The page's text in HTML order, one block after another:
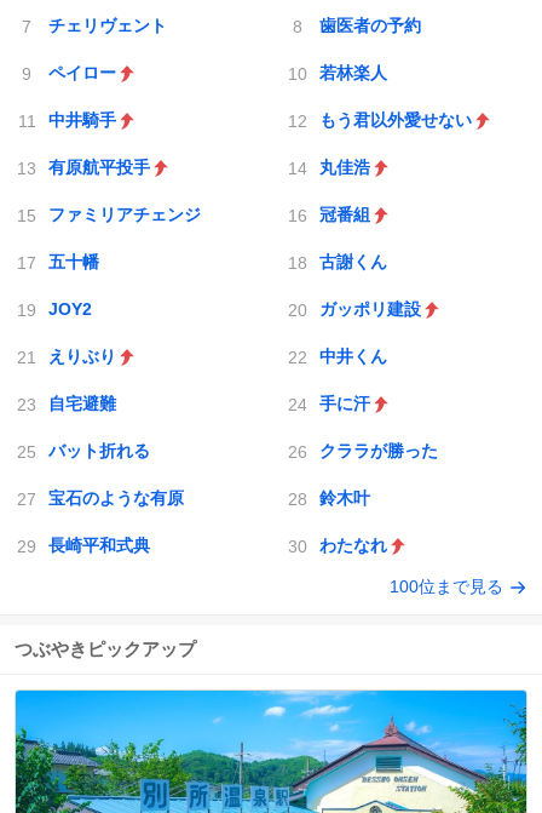
チェリヴェント 歯医者の予約
ペイロー 若林楽人
中井騎手 もう君以外愛せない
有原航平投手 丸佳浩
ファミリアチェンジ 冠番組
五十幡 古謝くん
JOY2 ガッポリ建設
えりぶり 中井くん
自宅避難 手に汗
バット折れる クララが勝った
宝石のような有原 鈴木叶
長崎平和式典 わたなれ
100位まで見る
つぶやきピックアップ